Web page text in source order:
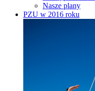
Nasze plany
PZU w 2016 roku